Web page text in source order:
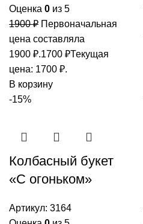
Оценка 0 из 5
1900₽ Первоначальная
цена составляла
1900 ₽.1700 ₽Текущая
цена: 1700 ₽.
В корзину
-15%
Колбасный букет
«С огоньком»
Артикул: 3164